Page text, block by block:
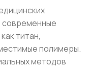
современные
титан,
полимеры.
методов